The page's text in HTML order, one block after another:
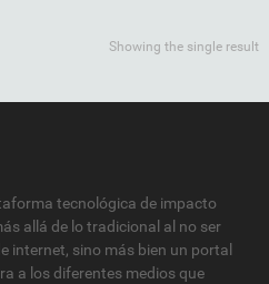
Showing the single result
tecnológica de impacto
allá de lo tradicional al no ser
internet, sino más bien un portal
a los diferentes medios que